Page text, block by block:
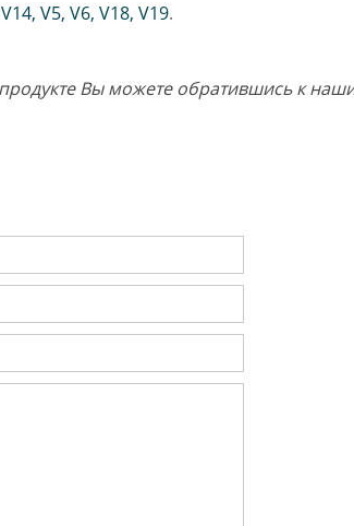
, V5, V6, V18, V19.
Вы можете обратившись к